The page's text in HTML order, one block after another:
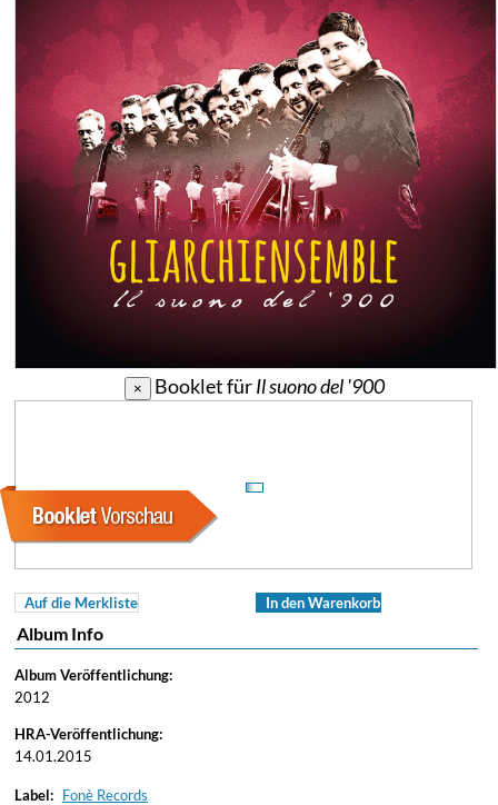
× Booklet fürIl suono del '900
Auf die Merkliste In den Warenkorb
Album Info
Album Veröffentlichung:
2012
HRA-Veröffentlichung:
14.01.2015
Label: Fonè Records